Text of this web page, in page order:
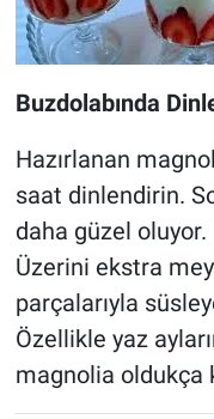
Buzdolabında
Hazırlanan
saat dinlendirin.
daha güzel oluyor.
Üzerini ekstra
parçalarıyla
Özellikle yaz
magnolia oldukça